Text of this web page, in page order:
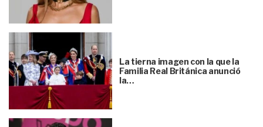
La tierna imagen con la que la
Familia Real Británica anunció
la…